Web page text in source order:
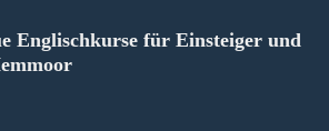
Englischkurse für Einsteiger und